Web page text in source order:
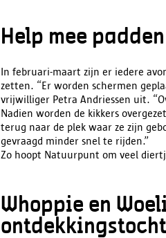
Help mee
In februari-maart zijn er iedere
zetten. “Er worden schermen
vrijwilliger Petra Andriessen uit.
Nadien worden de kikkers
terug naar de plek waar ze zijn
gevraagd minder snel te rijden.”
Zo hoopt Natuurpunt om veel
Whoppie en
ontdekkingstocht